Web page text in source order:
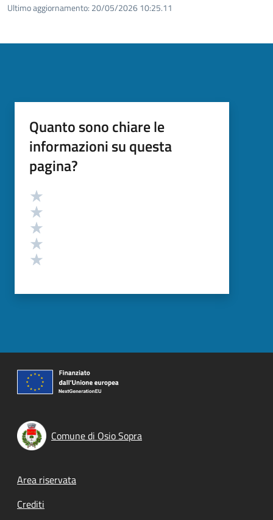
Ultimo aggiornamento: 20/05/2026 10:25.11
Quanto sono chiare le
informazioni su questa
pagina?
Valutazione
Comune di Osio Sopra
Footer menu
Area riservata
Crediti